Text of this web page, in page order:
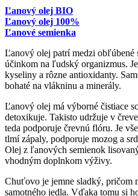
Ľanový olej BIO
Ľanový olej 100%
Ľanové semienka
Ľanový olej patrí medzi obľúbené
účinkom na ľudský organizmus.
kyseliny a rôzne antioxidanty.
bohaté na vlákninu a minerály.
Ľanový olej má výborné čistiace
detoxikuje. Takisto udržuje v
teda podporuje črevnú flóru. Je
tlmí zápaly, podporuje mozog a
Olej z ľanových semienok
vhodným doplnkom výživy.
Chuťovo je jemne sladký, pričom
samotného jedla. Vďaka tomu si